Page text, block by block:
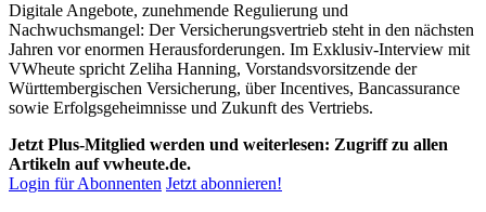
Digitale Angebote, zunehmende Regulierung und
Nachwuchsmangel: Der Versicherungsvertrieb steht in den nächsten
Jahren vor enormen Herausforderungen. Im Exklusiv-Interview mit
VWheute spricht Zeliha Hanning, Vorstandsvorsitzende der
Württembergischen Versicherung, über Incentives, Bancassurance
sowie Erfolgsgeheimnisse und Zukunft des Vertriebs.
Jetzt Plus-Mitglied werden und weiterlesen: Zugriff zu allen
Artikeln auf vwheute.de.
Login für Abonnenten Jetzt abonnieren!